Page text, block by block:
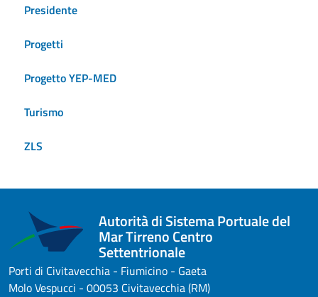
Presidente
Progetti
Progetto YEP-MED
Turismo
ZLS
Autorità di Sistema Portuale del
Mar Tirreno Centro
Settentrionale
Porti di Civitavecchia - Fiumicino - Gaeta
Molo Vespucci - 00053 Civitavecchia (RM)